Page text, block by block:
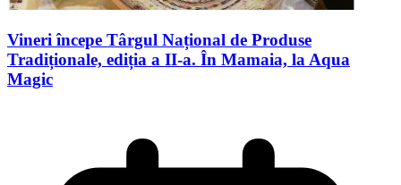
Vineri începe Târgul Național de Produse
Tradiționale, ediția a II-a. În Mamaia, la Aqua
Magic